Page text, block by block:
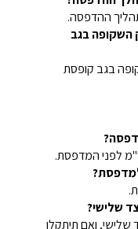
ההדפסה.
השקופה בגב
בגב קופסת
שלישי?
ואם תיתקלו